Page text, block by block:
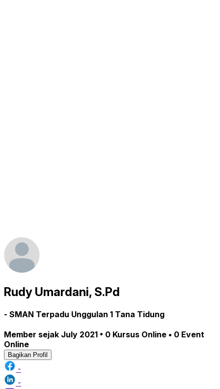
Rudy Umardani, S.Pd
- SMAN Terpadu Unggulan 1 Tana Tidung
Member sejak July 2021 • 0 Kursus Online • 0 Event
Online
Bagikan Profil
-
-